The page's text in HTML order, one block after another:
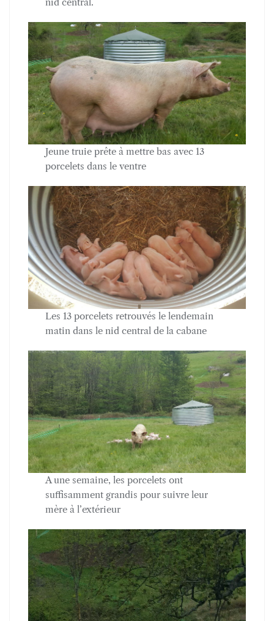
Jeune truie prête à mettre bas avec 13
porcelets dans le ventre
Les 13 porcelets retrouvés le lendemain
matin dans le nid central de la cabane
A une semaine, les porcelets ont
suffisamment grandis pour suivre leur
mère à l’extérieur